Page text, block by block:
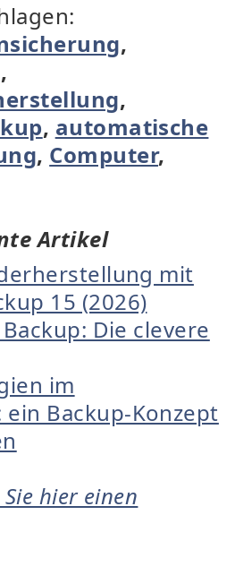
,
,
,
, automatische
, Computer,
Artikel
mit
15 (2026)
Die clevere
im
Backup-Konzept
hier einen